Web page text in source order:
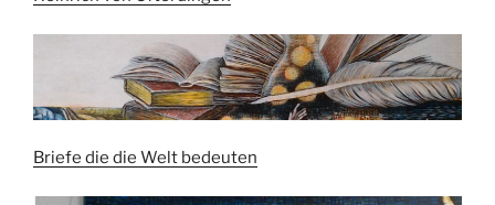
Briefe die die Welt bedeuten